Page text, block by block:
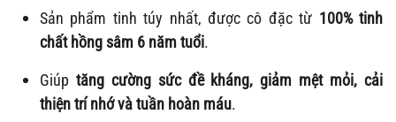
Sản phẩm tinh túy nhất, được cô đặc từ 100% tinh
chất hồng sâm 6 năm tuổi.
Giúp tăng cường sức đề kháng, giảm mệt mỏi, cải
thiện trí nhớ và tuần hoàn máu.